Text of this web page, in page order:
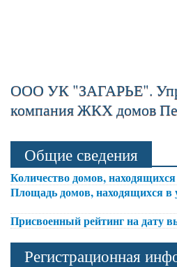
ООО УК "ЗАГАРЬЕ".
компания ЖКХ домов
Общие сведения
Количество домов,
Площадь домов, находящихся в
Присвоенный рейтинг на дату
Регистрационная